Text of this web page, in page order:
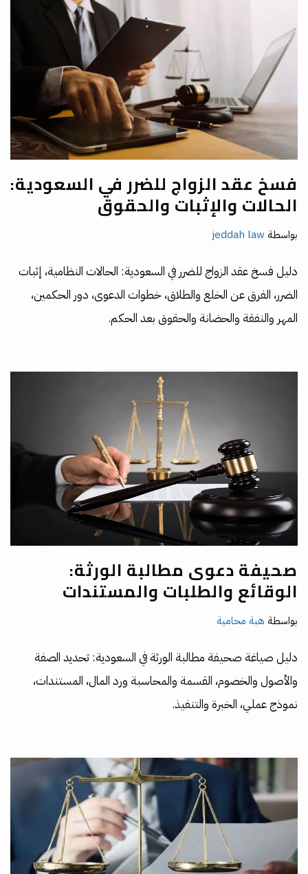
فسخ عقد الزواج للضرر في السعودية:
الحالات والإثبات والحقوق
بواسطة jeddah law
دليل فسخ عقد الزواج للضرر في السعودية: الحالات النظامية، إثبات
الضرر، الفرق عن الخلع والطلاق، خطوات الدعوى، دور الحكمين،
المهر والنفقة والحضانة والحقوق بعد الحكم.
صحيفة دعوى مطالبة الورثة:
الوقائع والطلبات والمستندات
بواسطة هبة محامية
دليل صياغة صحيفة مطالبة الورثة في السعودية: تحديد الصفة
والأصول والخصوم، القسمة والمحاسبة ورد المال، المستندات،
نموذج عملي، الخبرة والتنفيذ.